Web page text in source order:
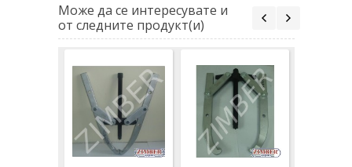
Може да се интересувате и
от следните продукт(и)